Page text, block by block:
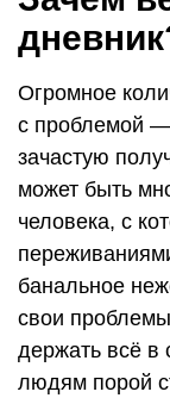
Огромное
с проблемой
зачастую
может быть
человека, с
банальное
свои проблемы
держать всё
людям порой